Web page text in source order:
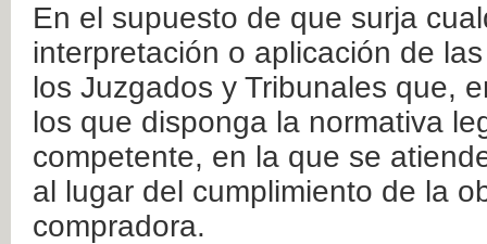
En el supuesto de que surja
interpretación o aplicación de
los Juzgados y Tribunales que,
los que disponga la normativa
competente, en la que se
al lugar del cumplimiento de la
compradora.